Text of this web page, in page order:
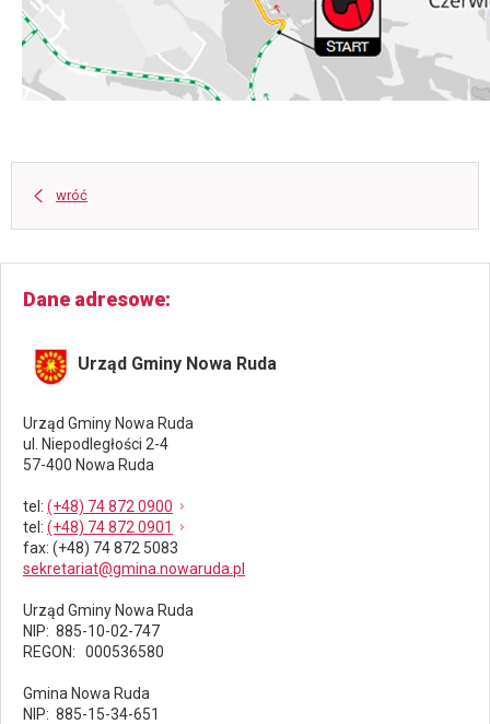
wróć
Dane adresowe
Urząd Gminy Nowa Ruda
Urząd Gminy Nowa Ruda
ul. Niepodległości 2-4
57-400 Nowa Ruda
tel: (+48) 74 872 0900
tel: (+48) 74 872 0901
fax: (+48) 74 872 5083
sekretariat@gmina.nowaruda.pl
Urząd Gminy Nowa Ruda
NIP: 885-10-02-747
REGON: 000536580
Gmina Nowa Ruda
NIP: 885-15-34-651